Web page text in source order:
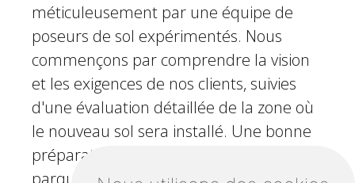
méticuleusement par une équipe de
poseurs de sol expérimentés. Nous
commençons par comprendre la vision
et les exigences de nos clients, suivies
d'une évaluation détaillée de la zone où
le nouveau sol sera installé. Une bonne
préparation est la clé de la pose de
parquet Plabennec. Ainsi, nous nous